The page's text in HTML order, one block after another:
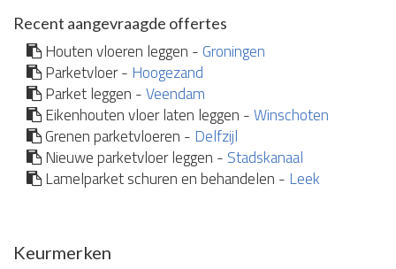
Recent aangevraagde offertes
Houten vloeren leggen - Groningen
Parketvloer - Hoogezand
Parket leggen -Veendam
Eikenhouten vloer laten leggen -Winschoten
Grenen parketvloeren - Delfzijl
Nieuwe parketvloer leggen - Stadskanaal
Lamelparket schuren en behandelen - Leek
Keurmerken